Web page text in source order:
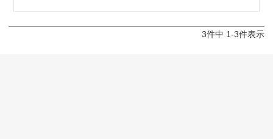
3件中 1-3件表示